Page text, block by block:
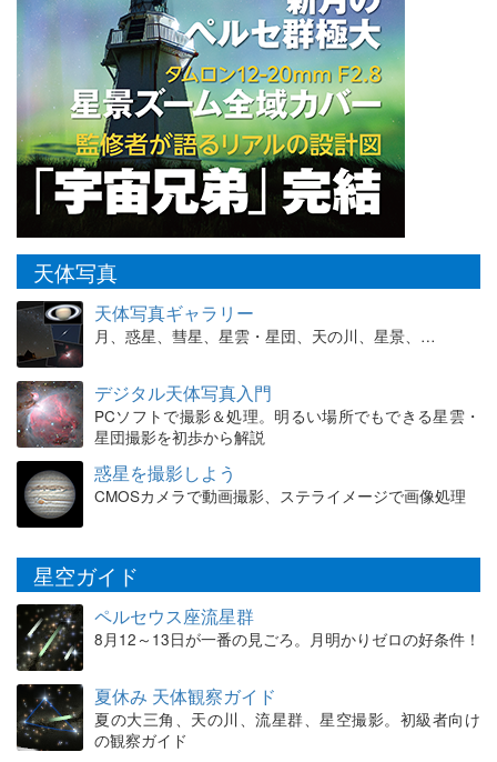
天体写真
天体写真ギャラリー
月、惑星、彗星、星雲・星団、天の川、星景、…
デジタル天体写真入門
PCソフトで撮影＆処理。明るい場所でもできる星雲・
星団撮影を初歩から解説
惑星を撮影しよう
CMOSカメラで動画撮影、ステライメージで画像処理
星空ガイド
ペルセウス座流星群
8月12～13日が一番の見ごろ。月明かりゼロの好条件！
夏休み 天体観察ガイド
夏の大三角、天の川、流星群、星空撮影。初級者向け
の観察ガイド